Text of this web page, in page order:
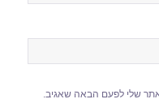
שלי לפעם הבאה שאגיב.